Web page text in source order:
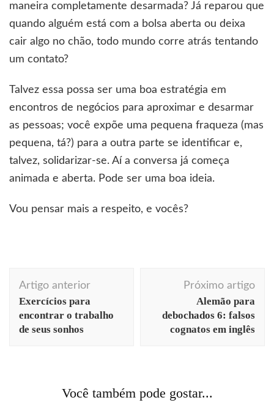
maneira completamente desarmada? Já reparou que
quando alguém está com a bolsa aberta ou deixa
cair algo no chão, todo mundo corre atrás tentando
um contato?
Talvez essa possa ser uma boa estratégia em
encontros de negócios para aproximar e desarmar
as pessoas; você expõe uma pequena fraqueza (mas
pequena, tá?) para a outra parte se identificar e,
talvez, solidarizar-se. Aí a conversa já começa
animada e aberta. Pode ser uma boa ideia.
Vou pensar mais a respeito, e vocês?
de
post
Artigo anterior
Exercícios para
encontrar o trabalho
de seus sonhos
Próximo artigo
Alemão para
debochados 6: falsos
cognatos em inglês
Você também pode gostar...
arquitetura arte
comportamento
Episódio 6: Arte alternativa